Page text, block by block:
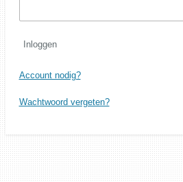
Inloggen
Account nodig?
Wachtwoord vergeten?